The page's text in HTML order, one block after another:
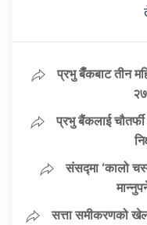
प्रभु बैँकबाट तीन
प्रभु बैंकलाई
संसद्मा ‘कालो
सत्ता समीकरणको